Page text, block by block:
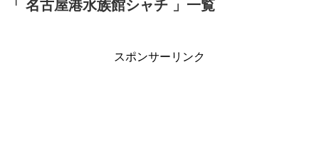
「 名古屋港水族館シャチ 」一覧
スポンサーリンク